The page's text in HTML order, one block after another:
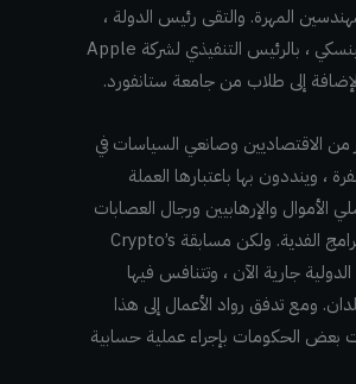
المهرة. والتقى رئيس الدولة ،
فولوديمير زيلينسكي ، بالرئيس التنفيذي لشركة Apple
إلى طلاب من جامعة ستانفورد.
من الاقتصاديين وصانعي السياسات في
، وينددون بها باعتبارها العملة
الأموال والإرهابيين ورجال العصابات
والمبتزين في برامج الفدية. ولكن مسابقة Crypto’s
Got Talent الدولية جارية الآن ، وتتنافس فيها
ومع تدفق رواد الأعمال إلى هذا
بعض الحكومات بإجراء عملية حسابية